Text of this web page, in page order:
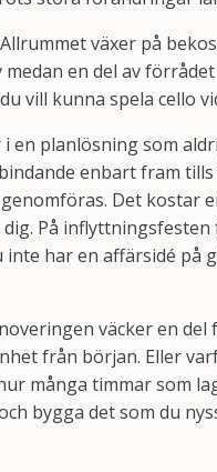
växer på
en del av
vill kunna spela cello
en planlösning som
enbart fram
Det kostar
På
har en affärsidé på
väcker en
från början. Eller
många timmar som
bygga det som du